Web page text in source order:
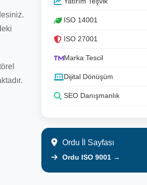
ISO 14001
ISO 27001
Marka Tescil
Dijital Dönüşüm
SEO Danışmanlık
Ordu İl Sayfası
Ordu ISO 9001 →